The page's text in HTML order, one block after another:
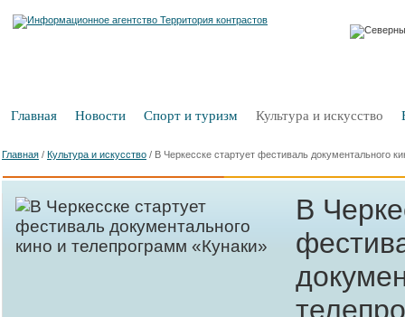
Главная Новости Спорт и туризм Культура и искусство
Главная / Культура и искусство / В Черкесске стартует фестиваль документального
В